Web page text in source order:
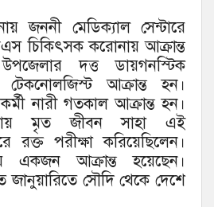
জননী মেডিক্যাল সেন্টারে
চিকিৎসক করোনায় আক্রান্ত
দত্ত ডায়গনস্টিক
টেকনোলজিস্ট আক্রান্ত হন।
নারী গতকাল আক্রান্ত হন।
মৃত জীবন সাহা এই
রক্ত পরীক্ষা করিয়েছিলেন।
একজন আক্রান্ত হয়েছেন।
জানুয়ারিতে সৌদি থেকে দেশে